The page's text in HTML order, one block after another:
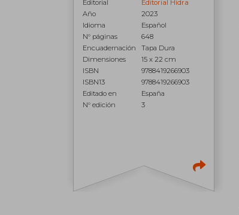
Editorial
Editorial Hidra
Año
2023
Idioma
Español
N° páginas
648
Encuadernación
Tapa Dura
Dimensiones
15 x 22 cm
ISBN
9788419266903
ISBN13
9788419266903
Editado en
España
N° edición
3